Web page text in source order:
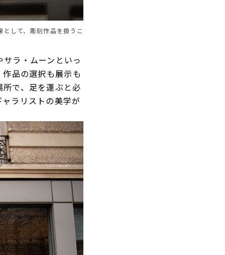
して、彫刻作品を扱うこ
ラ・ムーンといっ
品の選択も展示も
で、足を運ぶと必
ラリストの美学が